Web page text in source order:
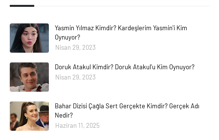
Yasmin Yılmaz Kimdir? Kardeşlerim Yasmin'i Kim
Oynuyor?
Nisan 29, 2023
Doruk Atakul Kimdir? Doruk Atakul'u Kim Oynuyor?
Nisan 29, 2023
Bahar Dizisi Çağla Sert Gerçekte Kimdir? Gerçek Adı
Nedir?
Haziran 11, 2025